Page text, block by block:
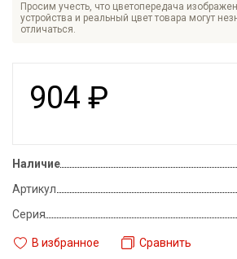
Просим учесть, что цветопередача
устройства и реальный цвет товара могут
отличаться.
904 ₽
Наличие
Артикул
Серия
В избранное Сравнить